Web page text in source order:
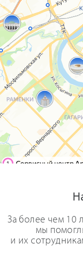
За более чем 10
мы
и их